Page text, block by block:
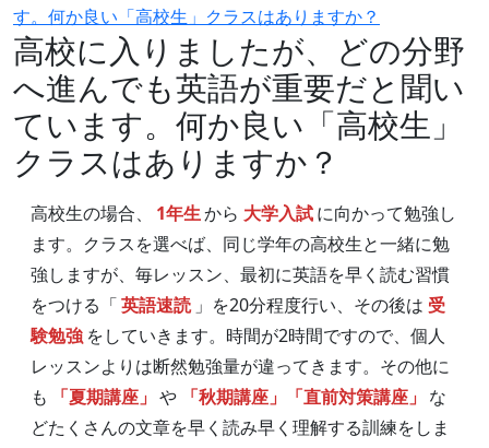
す。何か良い「高校生」クラスはありますか？
高校に入りましたが、どの分野
へ進んでも英語が重要だと聞い
ています。何か良い「高校生」
クラスはありますか？
高校生の場合、 1年生から 大学入試 に向かって勉強し
ます。クラスを選べば、同じ学年の高校生と一緒に勉
強しますが、毎レッスン、最初に英語を早く読む習慣
をつける「英語速読 」を20分程度行い、その後は 受
験勉強 をしていきます。時間が2時間ですので、個人
レッスンよりは断然勉強量が違ってきます。その他に
も
「夏期講座」 や 「秋期講座」「直前対策講座」 な
どたくさんの文章を早く読み早く理解する訓練をしま